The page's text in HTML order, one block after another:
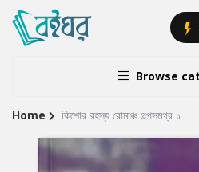
Browse
Site
Breadcrumb
Home কিশোর রহস্য রোমাঞ্চ গল্পসমগ্র ১